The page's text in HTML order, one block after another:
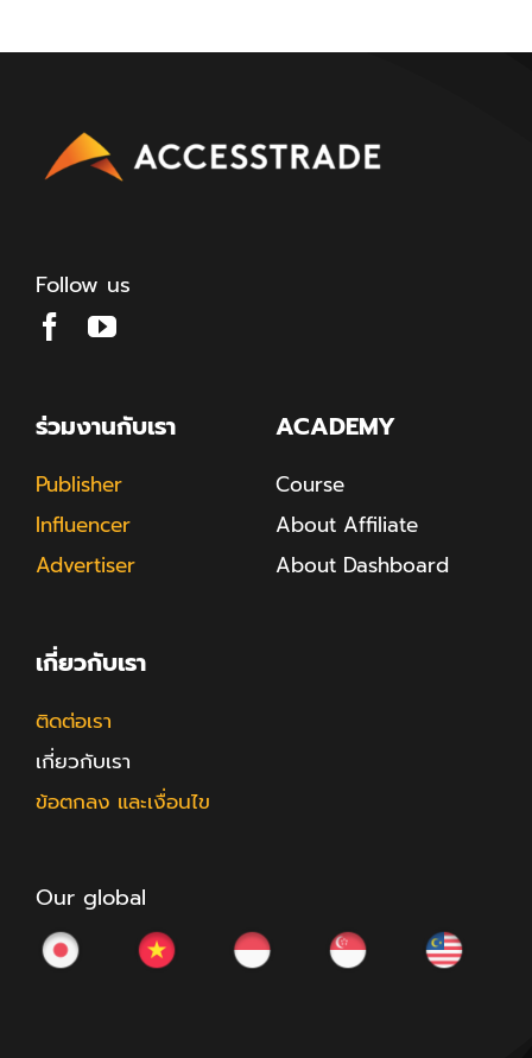
Follow us
ร่วมงานกับเรา
Publisher
Influencer
Advertiser
ACADEMY
Course
About Affiliate
About Dashboard
เกี่ยวกับเรา
ติดต่อเรา
เกี่ยวกับเรา
ข้อตกลง และเงื่อนไข
Our global